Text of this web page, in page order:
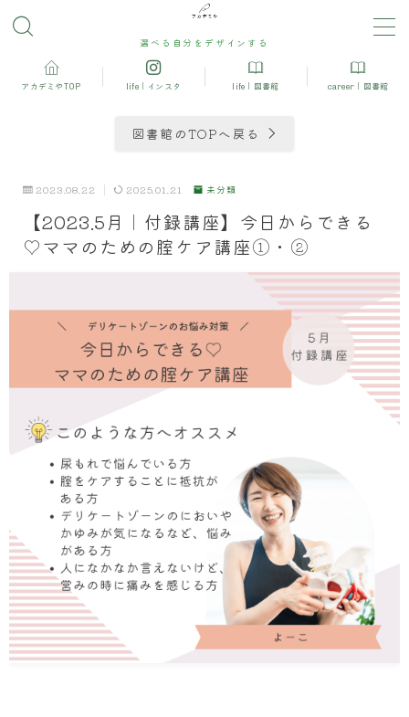
選べる自分をデザインする
MENU
産後におすすめ
アロマ・ハーブ・栄養
アカデミやTOP life｜インスタ life｜図書館 career｜図書館
図書館のTOPへ戻る
2023.08.22 2025.01.21 未分類
【2023.5月｜付録講座】今日からできる
♡ママのための腟ケア講座①・②